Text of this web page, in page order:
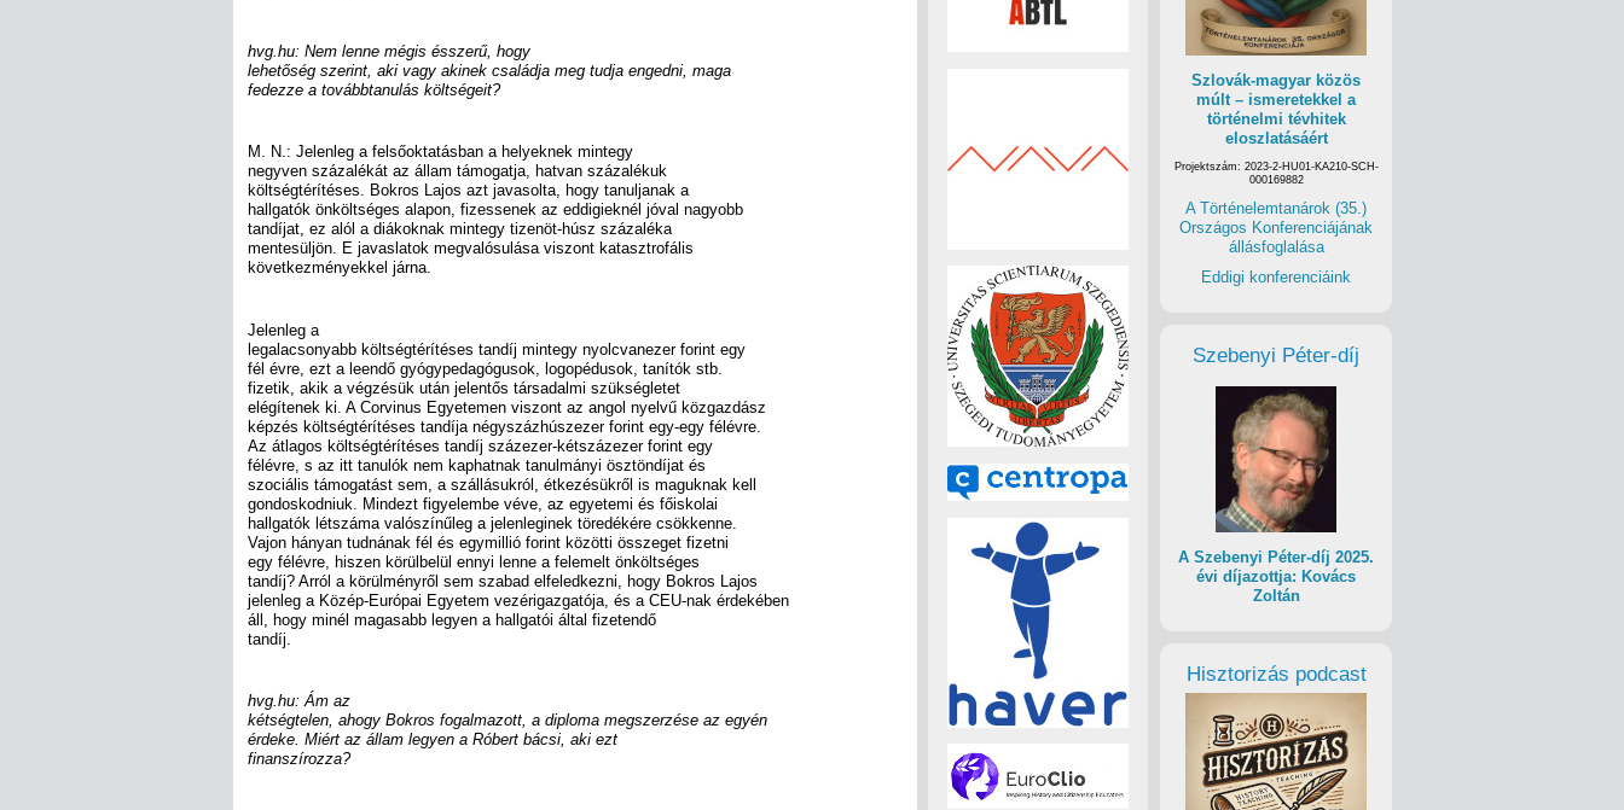
hvg.hu: Nem lenne mégis ésszerű, hogy
lehetőség szerint, aki vagy akinek családja meg tudja engedni, maga
fedezze a továbbtanulás költségeit?
M. N.: Jelenleg a felsőoktatásban a helyeknek mintegy
negyven százalékát az állam támogatja, hatvan százalékuk
költségtérítéses. Bokros Lajos azt javasolta, hogy tanuljanak a
hallgatók önköltséges alapon, fizessenek az eddigieknél jóval nagyobb
tandíjat, ez alól a diákoknak mintegy tizenöt-húsz százaléka
mentesüljön. E javaslatok megvalósulása viszont katasztrofális
következményekkel járna.
Jelenleg a
legalacsonyabb költségtérítéses tandíj mintegy nyolcvanezer forint egy
fél évre, ezt a leendő gyógypedagógusok, logopédusok, tanítók stb.
fizetik, akik a végzésük után jelentős társadalmi szükségletet
elégítenek ki. A Corvinus Egyetemen viszont az angol nyelvű közgazdász
képzés költségtérítéses tandíja négyszázhúszezer forint egy-egy félévre.
Az átlagos költségtérítéses tandíj százezer-kétszázezer forint egy
félévre, s az itt tanulók nem kaphatnak tanulmányi ösztöndíjat és
szociális támogatást sem, a szállásukról, étkezésükről is maguknak kell
gondoskodniuk. Mindezt figyelembe véve, az egyetemi és főiskolai
hallgatók létszáma valószínűleg a jelenleginek töredékére csökkenne.
Vajon hányan tudnának fél és egymillió forint közötti összeget fizetni
egy félévre, hiszen körülbelül ennyi lenne a felemelt önköltséges
tandíj? Arról a körülményről sem szabad elfeledkezni, hogy Bokros Lajos
jelenleg a Közép-Európai Egyetem vezérigazgatója, és a CEU-nak érdekében
áll, hogy minél magasabb legyen a hallgatói által fizetendő
tandíj.
hvg.hu: Ám az
kétségtelen, ahogy Bokros fogalmazott, a diploma megszerzése az egyén
érdeke. Miért az állam legyen a Róbert bácsi, aki ezt
finanszírozza?
Szlovák-magyar közös
múlt – ismeretekkel a
történelmi tévhitek
eloszlatásáért
Projektszám: 2023-2-HU01-KA210-SCH-
000169882
A Történelemtanárok (35.)
Országos Konferenciájának
állásfoglalása
Eddigi konferenciáink
Szebenyi Péter-díj
A Szebenyi Péter-díj 2025.
évi díjazottja: Kovács
Zoltán
Hisztorizás podcast